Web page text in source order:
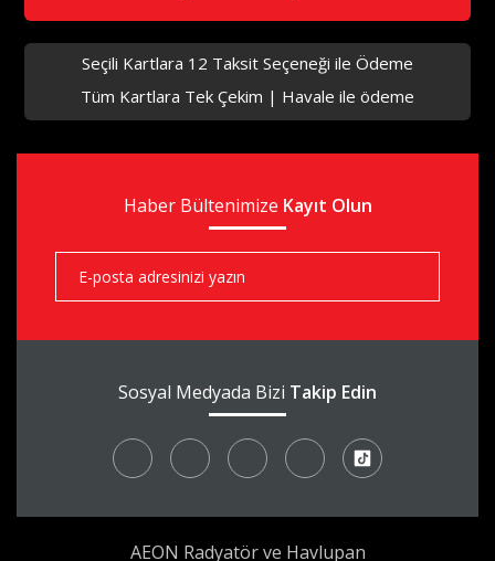
aks
Seçili Kartlara 12 Taksit Seçeneği ile Ödeme
Tüm Kartlara Tek Çekim | Havale ile ödeme
Haber Bültenimize Kayıt Olun
Sosyal Medyada Bizi Takip Edin
AEON Radyatör ve Havlupan